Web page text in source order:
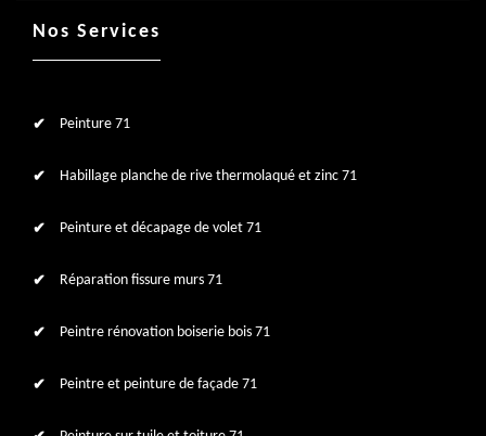
Nos Services
Peinture 71
Habillage planche de rive thermolaqué et zinc 71
Peinture et décapage de volet 71
Réparation fissure murs 71
Peintre rénovation boiserie bois 71
Peintre et peinture de façade 71